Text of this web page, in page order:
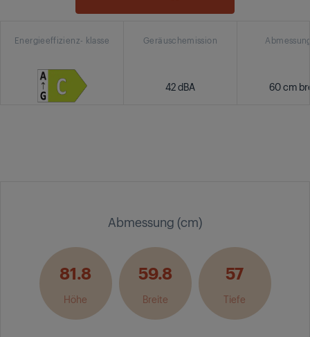
Energieeffizienz- klasse Geräuschemission
42 dBA 60 cm
Abmessung (cm)
81.8
Höhe
59.8
Breite
57
Tiefe